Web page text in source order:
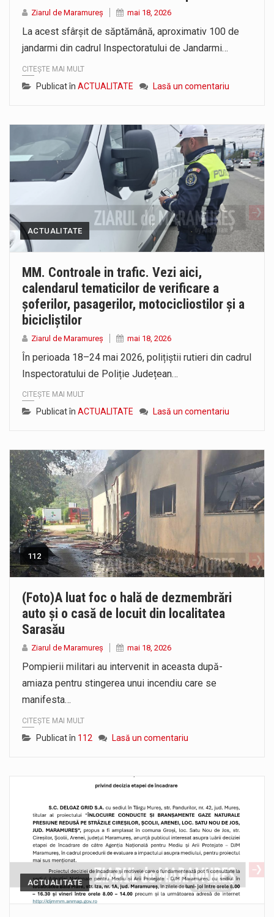
COD GALBEN. Interval de valabilitate: 07 august, ora 12.00 – 07 august, ora 23.00 / Fenomene vizate: instabilitate atmosferică, intensificări…
Ziarul de Maramureș mai 18, 2026
La acest sfârșit de săptămână, aproximativ 100 de
jandarmi din cadrul Inspectoratului de Jandarmi…
CITEȘTE MAI MULT
Publicat în ACTUALITATE Lasă un comentariu
ACTUALITATE
MM. Controale in trafic. Vezi aici,
calendarul tematicilor de verificare a
șoferilor, pasagerilor, motocicliostilor și a
bicicliștilor
Ziarul de Maramureș mai 18, 2026
În perioada 18–24 mai 2026, polițiștii rutieri din cadrul
Inspectoratului de Poliție Județean…
CITEȘTE MAI MULT
Publicat în ACTUALITATE Lasă un comentariu
112
(Foto)A luat foc o hală de dezmembrări
auto și o casă de locuit din localitatea
Sarasău
Ziarul de Maramureș mai 18, 2026
Pompierii militari au intervenit in aceasta după-
amiaza pentru stingerea unui incendiu care se
manifesta…
CITEȘTE MAI MULT
Publicat în 112 Lasă un comentariu
ACTUALITATE